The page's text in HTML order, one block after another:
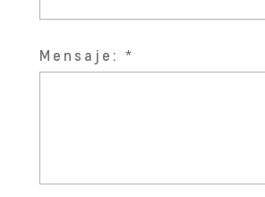
Mensaje: